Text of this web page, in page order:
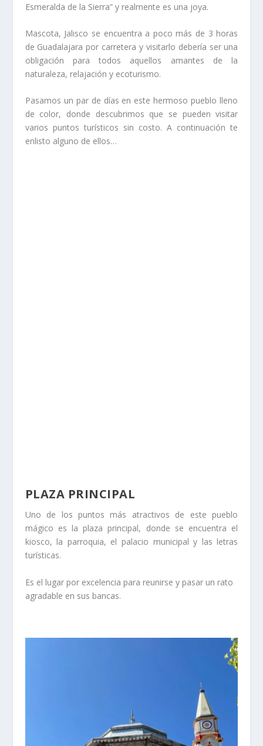
Esmeralda de la Sierra” y realmente es una joya.
Mascota, Jalisco se encuentra a poco más de 3 horas
de Guadalajara por carretera y visitarlo debería ser una
obligación para todos aquellos amantes de la
naturaleza, relajación y ecoturismo.
Pasamos un par de días en este hermoso pueblo lleno
de color, donde descubrimos que se pueden visitar
varios puntos turísticos sin costo. A continuación te
enlisto alguno de ellos…
PLAZA PRINCIPAL
Uno de los puntos más atractivos de este pueblo
mágico es la plaza principal, donde se encuentra el
kiosco, la parroquia, el palacio municipal y las letras
turísticas.
Es el lugar por excelencia para reunirse y pasar un rato
agradable en sus bancas.